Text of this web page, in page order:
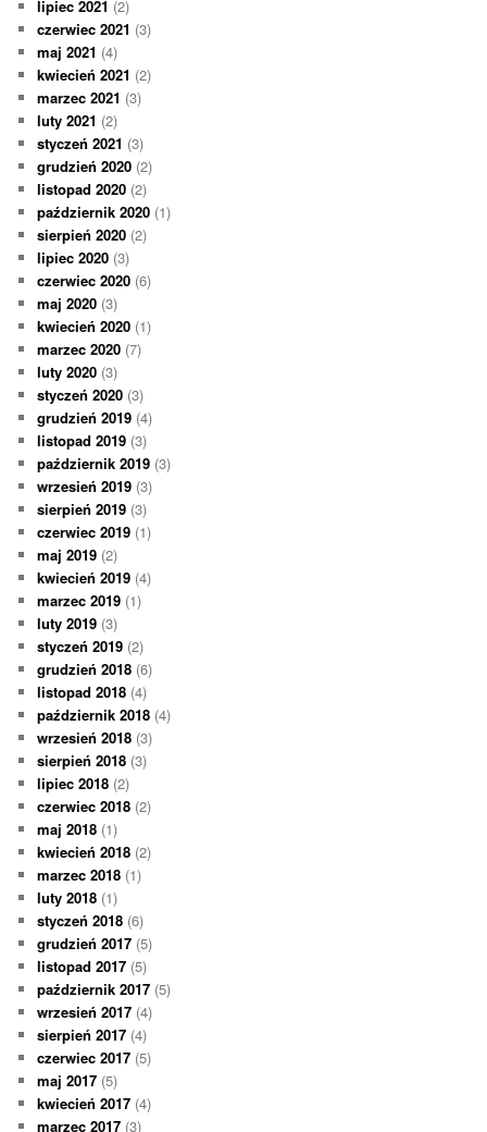
lipiec 2021 (2)
czerwiec 2021 (3)
maj 2021 (4)
kwiecień 2021 (2)
marzec 2021 (3)
luty 2021 (2)
styczeń 2021 (3)
grudzień 2020 (2)
listopad 2020 (2)
październik 2020 (1)
sierpień 2020 (2)
lipiec 2020 (3)
czerwiec 2020 (6)
maj 2020 (3)
kwiecień 2020 (1)
marzec 2020 (7)
luty 2020 (3)
styczeń 2020 (3)
grudzień 2019 (4)
listopad 2019 (3)
październik 2019 (3)
wrzesień 2019 (3)
sierpień 2019 (3)
czerwiec 2019 (1)
maj 2019 (2)
kwiecień 2019 (4)
marzec 2019 (1)
luty 2019 (3)
styczeń 2019 (2)
grudzień 2018 (6)
listopad 2018 (4)
październik 2018 (4)
wrzesień 2018 (3)
sierpień 2018 (3)
lipiec 2018 (2)
czerwiec 2018 (2)
maj 2018 (1)
kwiecień 2018 (2)
marzec 2018 (1)
luty 2018 (1)
styczeń 2018 (6)
grudzień 2017 (5)
listopad 2017 (5)
październik 2017 (5)
wrzesień 2017 (4)
sierpień 2017 (4)
czerwiec 2017 (5)
maj 2017 (5)
kwiecień 2017 (4)
marzec 2017 (3)